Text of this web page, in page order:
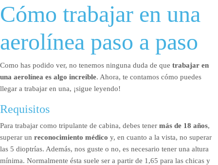
Cómo trabajar en una
aerolínea paso a paso
Como has podido ver, no tenemos ninguna duda de que trabajar en
una aerolínea es algo increíble. Ahora, te contamos cómo puedes
llegar a trabajar en una, ¡sigue leyendo!
Requisitos
Para trabajar como tripulante de cabina, debes tener más de 18 años,
superar un reconocimiento médico y, en cuanto a la vista, no superar
las 5 dioptrías. Además, nos guste o no, es necesario tener una altura
mínima. Normalmente ésta suele ser a partir de 1,65 para las chicas y